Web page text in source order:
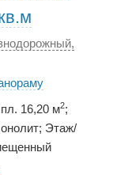
16,20 м2;
Этаж/